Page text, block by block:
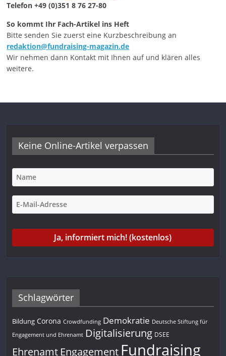
Telefon +49 (0)351 8 76 27-80
So kommt Ihr Fach-Artikel ins Heft
Bitte senden Sie zuerst eine Kurzbeschreibung an
redaktion@fundraising-magazin.de
Wir nehmen dann Kontakt mit Ihnen auf und klären alles
weitere.
Keine Online-Artikel verpassen
Schlagwörter
Bildung Corona Crowdfunding Demokratie Deutsche Stiftung für
Engagement und Ehrenamt Digitalisierung DSEE
Ehrenamt Engagement Fundraising